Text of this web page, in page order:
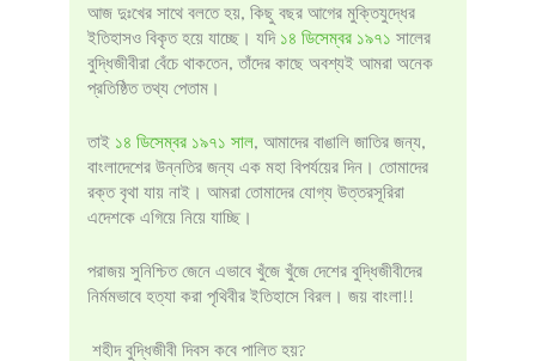
আজ দুঃখের সাথে বলতে হয়, কিছু বছর আগের মুক্তিযুদ্ধের
ইতিহাসও বিকৃত হয়ে যাচ্ছে। যদি ১৪ ডিসেম্বর ১৯৭১ সালের
বুদ্ধিজীবীরা বেঁচে থাকতেন, তাঁদের কাছে অবশ্যই আমরা অনেক
প্রতিষ্ঠিত তথ্য পেতাম।
তাই ১৪ ডিসেম্বর ১৯৭১ সাল, আমাদের বাঙালি জাতির জন্য,
বাংলাদেশের উন্নতির জন্য এক মহা বিপর্যয়ের দিন। তোমাদের
রক্ত বৃথা যায় নাই। আমরা তোমাদের যোগ্য উত্তরসূরিরা
এদেশকে এগিয়ে নিয়ে যাচ্ছি।
পরাজয় সুনিশ্চিত জেনে এভাবে খুঁজে খুঁজে দেশের বুদ্ধিজীবীদের
নির্মমভাবে হত্যা করা পৃথিবীর ইতিহাসে বিরল। জয় বাংলা!!
শহীদ বুদ্ধিজীবী দিবস কবে পালিত হয়?